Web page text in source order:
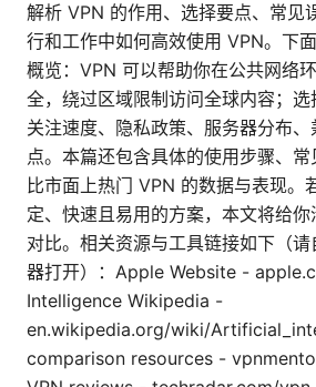
解析 VPN 的作用、选择要点、常见
行和工作中如何高效使用 VPN。下
概览：VPN 可以帮助你在公共网络
全，绕过区域限制访问全球内容；选
关注速度、隐私政策、服务器分布
点。本篇还包含具体的使用步骤、
比市面上热门 VPN 的数据与表现。
定、快速且易用的方案，本文将给
对比。相关资源与工具链接如下（
器打开）：Apple Website -
Intelligence Wikipedia -
en.wikipedia.org/wiki/
comparison resources -